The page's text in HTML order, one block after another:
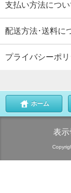
支払い方法につい
配送方法･送料に
プライバシーポ
ホーム
表示